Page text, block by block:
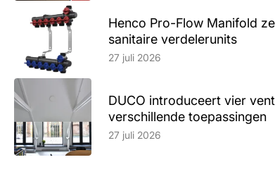
Henco Pro-Flow Manifold
sanitaire verdelerunits
Lees artikel
27 juli 2026
DUCO introduceert vier
verschillende toepassingen
Lees artikel
27 juli 2026